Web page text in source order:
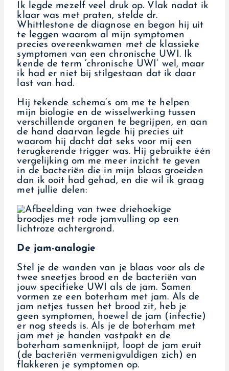
Ik legde mezelf veel druk op. Vlak nadat ik
klaar was met praten, stelde dr.
Whittlestone de diagnose en begon hij uit
te leggen waarom al mijn symptomen
precies overeenkwamen met de klassieke
symptomen van een chronische UWI. Ik
kende de term ‘chronische UWI’ wel, maar
ik had er niet bij stilgestaan dat ik daar
last van had.
Hij tekende schema’s om me te helpen
mijn biologie en de wisselwerking tussen
verschillende organen te begrijpen, en aan
de hand daarvan legde hij precies uit
waarom hij dacht dat seks voor mij een
terugkerende trigger was. Hij gebruikte één
vergelijking om me meer inzicht te geven
in de bacteriën die in mijn blaas groeiden
dan ik ooit had gehad, en die wil ik graag
met jullie delen:
De jam-analogie
Stel je de wanden van je blaas voor als de
twee sneetjes brood en de bacteriën van
jouw specifieke UWI als de jam. Samen
vormen ze een boterham met jam. Als de
jam netjes tussen het brood zit, heb je
geen symptomen, hoewel de jam (infectie)
er nog steeds is. Als je de boterham met
jam met je handen vastpakt en de
boterham samenknijpt, loopt de jam eruit
(de bacteriën vermenigvuldigen zich) en
flakkeren je symptomen op.